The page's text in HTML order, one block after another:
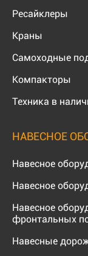
Ресайклеры
Краны
Самоходные
Компакторы
Техника в
НАВЕСНОЕ
Навесное
Навесное
Навесное
фронтальных
Навесные